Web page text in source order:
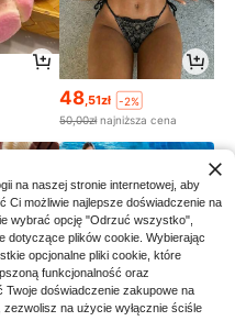
48 ,51zł
-2%
50,00zł najniższa cena
na naszej stronie internetowej, aby
Ci możliwie najlepsze doświadczenie na
wybrać opcję "Odrzuć wszystko",
dotyczące plików cookie. Wybierając
opcjonalne pliki cookie, które
funkcjonalność oraz
Twoje doświadczenie zakupowe na
na użycie wyłącznie ściśle